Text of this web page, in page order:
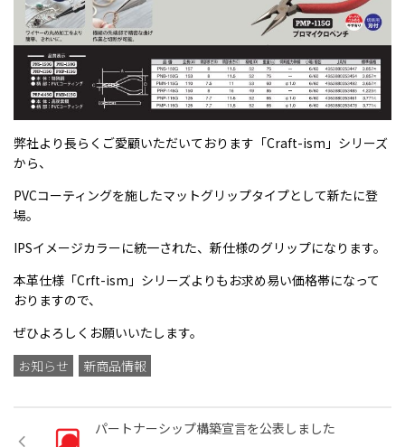
NEWS
新着情報／当選発表
CONTACT
お問い合わせ
ONLINE SHOP
弊社より長らくご愛顧いただいております「Craft-ism」シリーズ
から、
PVCコーティングを施したマットグリップタイプとして新たに登
場。
IPSイメージカラーに統一された、新仕様のグリップになります。
本革仕様「Crft-ism」シリーズよりもお求め易い価格帯になって
おりますので、
ぜひよろしくお願いいたします。
お知らせ
新商品情報
パートナーシップ構築宣言を公表しました